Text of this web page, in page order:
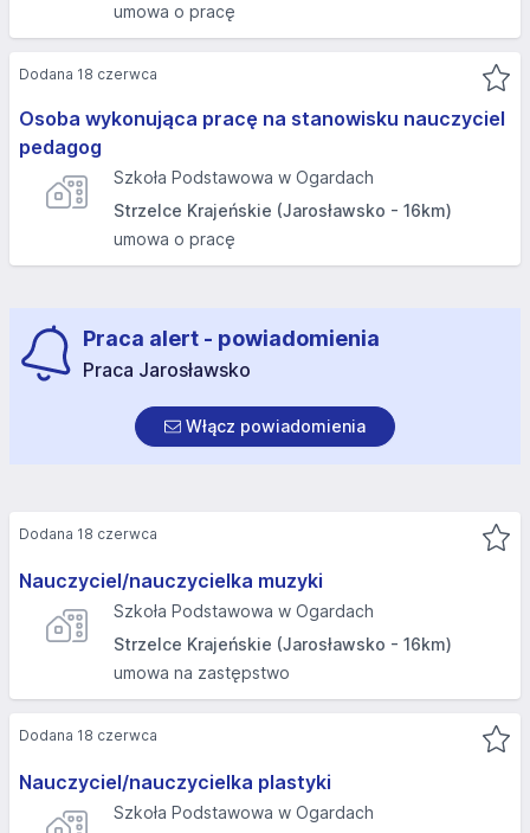
umowa o pracę
Osoba wykonująca pracę na stanowisku nauczyciel
pedagog
Szkoła Podstawowa w Ogardach
Strzelce Krajeńskie (Jarosławsko - 16km)
umowa o pracę
Dodana 18 czerwca
Praca alert - powiadomienia
Praca Jarosławsko
Włącz powiadomienia
Nauczyciel/nauczycielka muzyki
Szkoła Podstawowa w Ogardach
Strzelce Krajeńskie (Jarosławsko - 16km)
umowa na zastępstwo
Dodana 18 czerwca
Nauczyciel/nauczycielka plastyki
Szkoła Podstawowa w Ogardach
Dodana 18 czerwca